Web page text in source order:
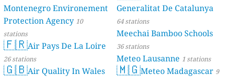
Montenegro Environement
Protection Agency 10
stations
🇫🇷Air Pays De La Loire
26 stations
🇬🇧Air Quality In Wales
Generalitat De Catalunya
64 stations
Meechai Bamboo Schools
36 stations
Meteo Lausanne 1 stations
🇲🇬Meteo Madagascar 9